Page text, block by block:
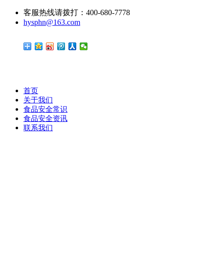
客服热线请拨打：400-680-7778
hysphn@163.com
首页
关于我们
食品安全常识
食品安全资讯
联系我们